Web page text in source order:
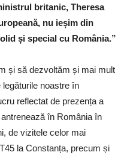
britanic, Theresa
nu ieșim din
și special cu România.”
și să dezvoltăm și mai mult
noastre în
reflectat de prezența a
în România în
de vizitele celor mai
la Constanța, precum și